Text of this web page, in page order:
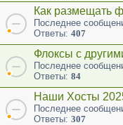
Как размещать
Последнее
Ответы: 407
Флоксы с
Последнее
Ответы: 84
Наши Хосты
Последнее
Ответы: 307